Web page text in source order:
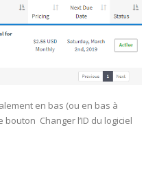
en bas (ou en bas à
Changer l’ID du logiciel